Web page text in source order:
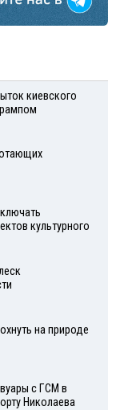
киевского
культурного
на природе
с ГСМ в
Николаева